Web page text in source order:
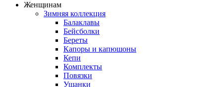
Женщинам
Зимняя коллекция
Балаклавы
Бейсболки
Береты
Капоры и капюшоны
Кепи
Комплекты
Повязки
Ушанки